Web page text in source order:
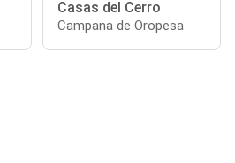
Casas del Cerro
Campana de Oropesa